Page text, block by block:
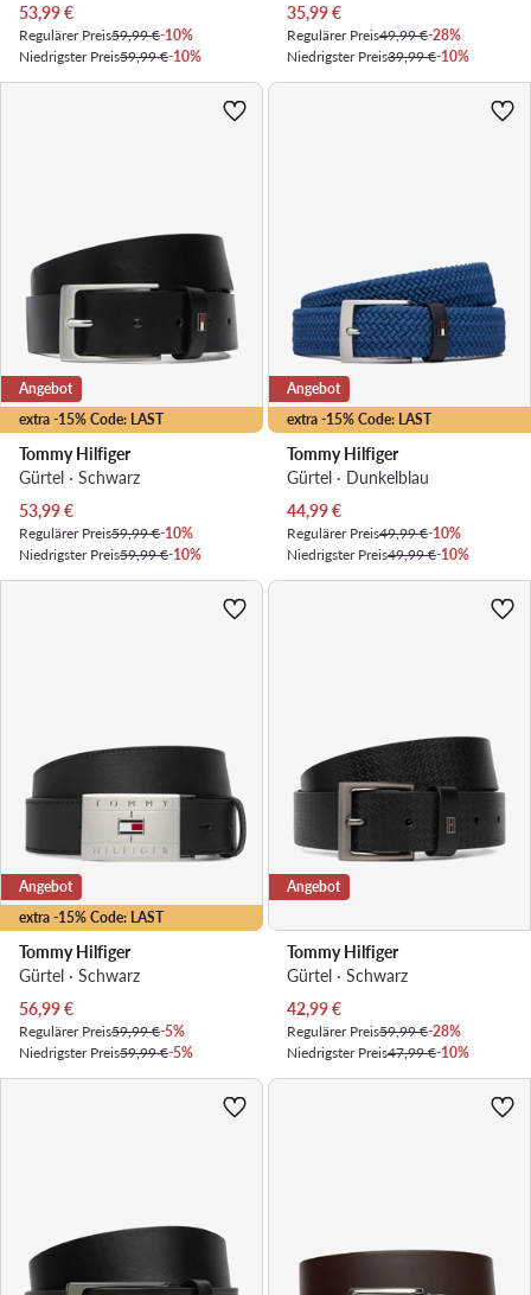
Aktueller Preis
53,99€
Regulärer Preis59,99 €-10%
Niedrigster Preis59,99 €-10%
Aktueller Preis
35,99€
Regulärer Preis49,99 €-28%
Niedrigster Preis39,99 €-10%
extra -15% Code: LAST
Angebot
Tommy Hilfiger
Gürtel · Schwarz
Aktueller Preis
53,99€
Regulärer Preis59,99 €-10%
Niedrigster Preis59,99 €-10%
extra -15% Code: LAST
Angebot
Tommy Hilfiger
Gürtel · Dunkelblau
Aktueller Preis
44,99€
Regulärer Preis49,99 €-10%
Niedrigster Preis49,99 €-10%
extra -15% Code: LAST
Angebot
Tommy Hilfiger
Gürtel · Schwarz
Aktueller Preis
56,99€
Regulärer Preis59,99 €-5%
Niedrigster Preis59,99 €-5%
Angebot
Tommy Hilfiger
Gürtel · Schwarz
Aktueller Preis
42,99€
Regulärer Preis59,99 €-28%
Niedrigster Preis47,99 €-10%